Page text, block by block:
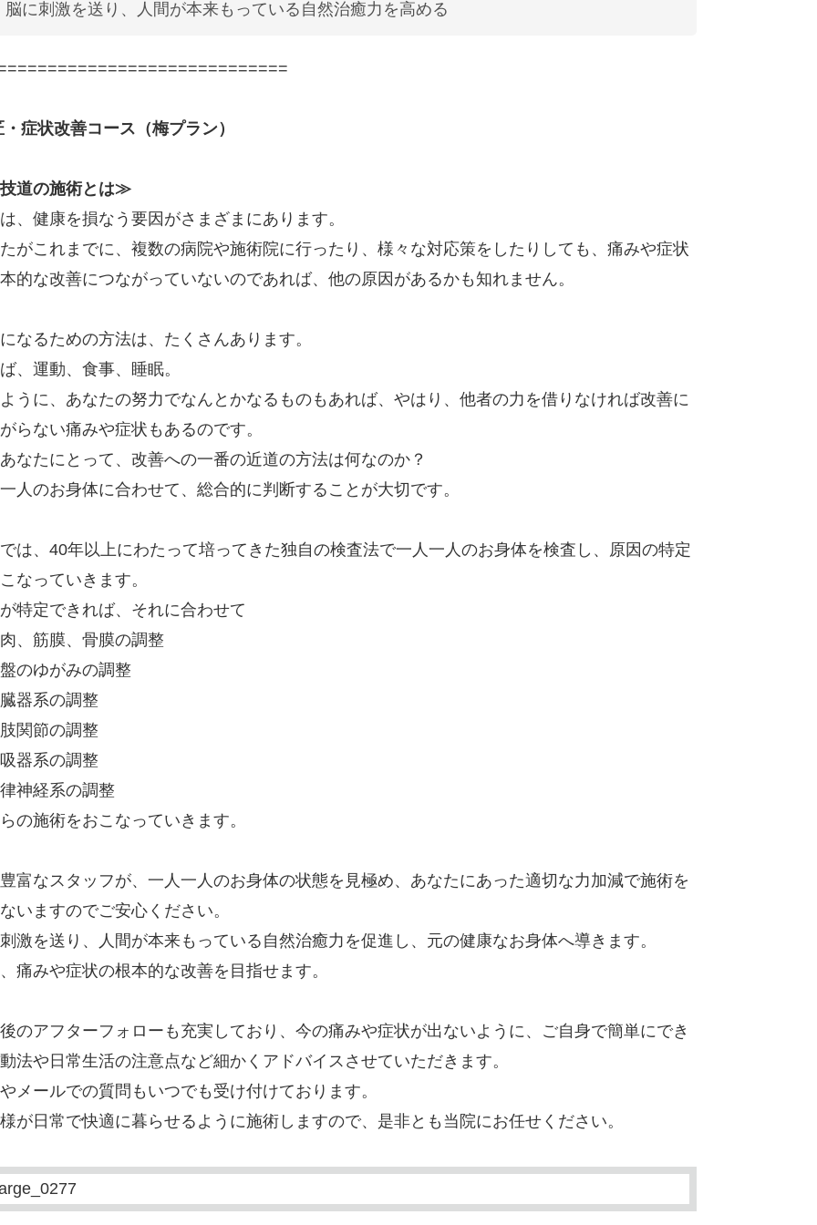
脳に刺激を送り、人間が本来もっている自然治癒力を高める
症状改善コース（梅プラン）
道の施術とは≫
、健康を損なう要因がさまざまにあります。
がこれまでに、複数の病院や施術院に行ったり、様々な対応策をしたりしても、痛みや症状
的な改善につながっていないのであれば、他の原因があるかも知れません。
なるための方法は、たくさんあります。
、運動、食事、睡眠。
うに、あなたの努力でなんとかなるものもあれば、やはり、他者の力を借りなければ改善に
らない痛みや症状もあるのです。
なたにとって、改善への一番の近道の方法は何なのか？
人のお身体に合わせて、総合的に判断することが大切です。
は、40年以上にわたって培ってきた独自の検査法で一人一人のお身体を検査し、原因の特定
なっていきます。
特定できれば、それに合わせて
、筋膜、骨膜の調整
のゆがみの調整
器系の調整
関節の調整
器系の調整
神経系の調整
の施術をおこなっていきます。
富なスタッフが、一人一人のお身体の状態を見極め、あなたにあった適切な力加減で施術を
いますのでご安心ください。
激を送り、人間が本来もっている自然治癒力を促進し、元の健康なお身体へ導きます。
痛みや症状の根本的な改善を目指せます。
のアフターフォローも充実しており、今の痛みや症状が出ないように、ご自身で簡単にでき
法や日常生活の注意点など細かくアドバイスさせていただきます。
メールでの質問もいつでも受け付けております。
が日常で快適に暮らせるように施術しますので、是非とも当院にお任せください。